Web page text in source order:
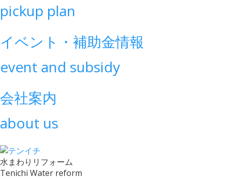
pickup plan
イベント・補助金情報
event and subsidy
会社案内
about us
水まわりリフォーム
Tenichi Water reform